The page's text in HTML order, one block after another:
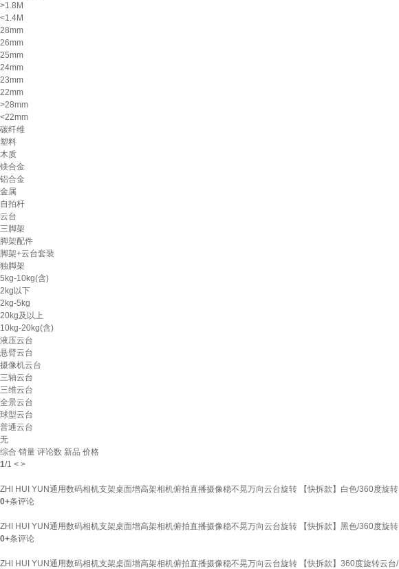
>1.8M
<1.4M
28mm
26mm
25mm
24mm
23mm
22mm
>28mm
<22mm
碳纤维
塑料
木质
镁合金
铝合金
金属
自拍杆
云台
三脚架
脚架配件
脚架+云台套装
独脚架
5kg-10kg(含)
2kg以下
2kg-5kg
20kg及以上
10kg-20kg(含)
液压云台
悬臂云台
摄像机云台
三轴云台
三维云台
全景云台
球型云台
普通云台
无
综合 销量 评论数 新品 价格
1/1 < >
ZHI HUI YUN通用数码相机支架桌面增高架相机俯拍直播摄像稳不晃万向云台旋转 【快拆款】白色/360度旋转
0+条评论
ZHI HUI YUN通用数码相机支架桌面增高架相机俯拍直播摄像稳不晃万向云台旋转 【快拆款】黑色/360度旋转
0+条评论
ZHI HUI YUN通用数码相机支架桌面增高架相机俯拍直播摄像稳不晃万向云台旋转 【快拆款】360度旋转云台/